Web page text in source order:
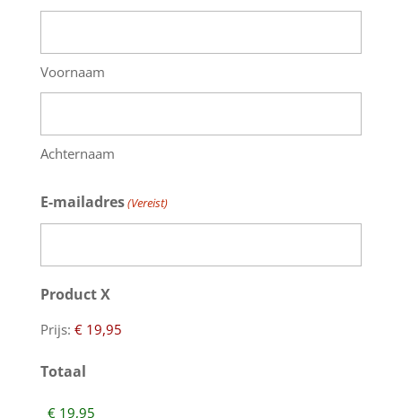
Voornaam
Achternaam
E-mailadres(Vereist)
Product X
Prijs:
Totaal